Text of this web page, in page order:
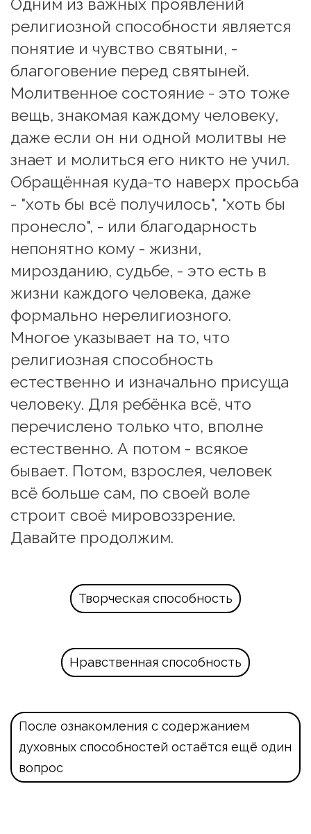
Одним из важных проявлений
религиозной способности является
понятие и чувство святыни, -
благоговение перед святыней.
Молитвенное состояние - это тоже
вещь, знакомая каждому человеку,
даже если он ни одной молитвы не
знает и молиться его никто не учил.
Обращённая куда-то наверх просьба
- "хоть бы всё получилось", "хоть бы
пронесло", - или благодарность
непонятно кому - жизни,
мирозданию, судьбе, - это есть в
жизни каждого человека, даже
формально нерелигиозного.
Многое указывает на то, что
религиозная способность
естественно и изначально присуща
человеку. Для ребёнка всё, что
перечислено только что, вполне
естественно. А потом - всякое
бывает. Потом, взрослея, человек
всё больше сам, по своей воле
строит своё мировоззрение.
Давайте продолжим.
Творческая способность
Нравственная способность
После ознакомления с содержанием
духовных способностей остаётся ещё один
вопрос